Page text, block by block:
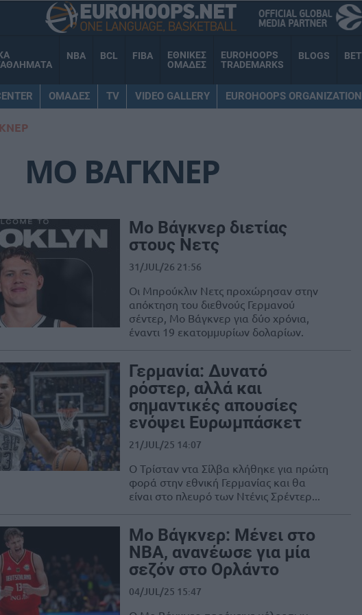
NBA BCL FIBA
ΕΘΝΙΚΕΣ
ΟΜΑΔΕΣ
EUROHOOPS
TRADEMARKS
BLOGS BET
ΟΜΑΔΕΣ TV VIDEO GALLERY EUROHOOPS ORGANIZATION
ΜΟ ΒΑΓΚΝΕΡ
Μο Βάγκνερ διετίας
στους Νετς
31/JUL/26 21:56
Οι Μπρούκλιν Νετς προχώρησαν στην
απόκτηση του διεθνούς Γερμανού
σέντερ, Μο Βάγκνερ για δύο χρόνια,
έναντι 19 εκατομμυρίων δολαρίων.
Γερμανία: Δυνατό
ρόστερ, αλλά και
σημαντικές απουσίες
ενόψει Ευρωμπάσκετ
21/JUL/25 14:07
Ο Τρίσταν ντα Σίλβα κλήθηκε για πρώτη
φορά στην εθνική Γερμανίας και θα
είναι στο πλευρό των Ντένις Σρέντερ...
Μο Βάγκνερ: Μένει στο
ΝΒΑ, ανανέωσε για μία
σεζόν στο Ορλάντο
04/JUL/25 15:47